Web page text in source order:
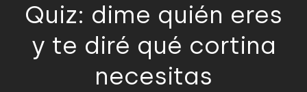
Quiz: dime quién eres
y te diré qué cortina
necesitas